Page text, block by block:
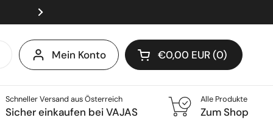
Weiter
Mein Konto Warenkorb öffnen
Warenkorb
€0,00 EUR 0
im Warenkorb
Schneller Versand aus Österreich
Sicher einkaufen bei VAJAS
Alle Produkte
Zum Shop